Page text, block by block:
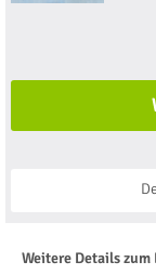
Weitere Details zum